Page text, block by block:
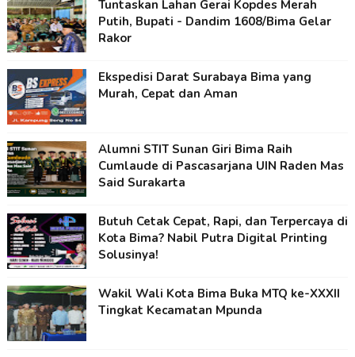
Tuntaskan Lahan Gerai Kopdes Merah
Putih, Bupati - Dandim 1608/Bima Gelar
Rakor
Ekspedisi Darat Surabaya Bima yang
Murah, Cepat dan Aman
Alumni STIT Sunan Giri Bima Raih
Cumlaude di Pascasarjana UIN Raden Mas
Said Surakarta
Butuh Cetak Cepat, Rapi, dan Terpercaya di
Kota Bima? Nabil Putra Digital Printing
Solusinya!
Wakil Wali Kota Bima Buka MTQ ke-XXXII
Tingkat Kecamatan Mpunda